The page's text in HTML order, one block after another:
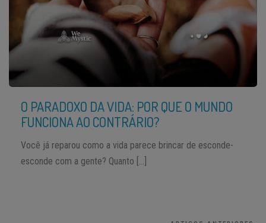
O PARADOXO DA VIDA: POR QUE O MUNDO
FUNCIONA AO CONTRÁRIO?
Você já reparou como a vida parece brincar de esconde-
esconde com a gente? Quanto […]